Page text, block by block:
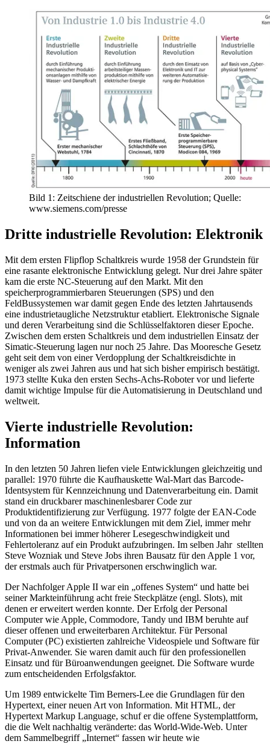
Bild 1: Zeitschiene der industriellen Revolution; Quelle:
www.siemens.com/presse
Dritte industrielle Revolution: Elektronik
Mit dem ersten Flipflop Schaltkreis wurde 1958 der Grundstein für
eine rasante elektronische Entwicklung gelegt. Nur drei Jahre später
kam die erste NC-Steuerung auf den Markt. Mit den
speicherprogrammierbaren Steuerungen (SPS) und den
FeldBussystemen war damit gegen Ende des letzten Jahrtausends
eine industrietaugliche Netzstruktur etabliert. Elektronische Signale
und deren Verarbeitung sind die Schlüsselfaktoren dieser Epoche.
Zwischen dem ersten Schaltkreis und dem industriellen Einsatz der
Simatic-Steuerung lagen nur noch 25 Jahre. Das Mooresche Gesetz
geht seit dem von einer Verdopplung der Schaltkreisdichte in
weniger als zwei Jahren aus und hat sich bisher empirisch bestätigt.
1973 stellte Kuka den ersten Sechs-Achs-Roboter vor und lieferte
damit wichtige Impulse für die Automatisierung in Deutschland und
weltweit.
Vierte industrielle Revolution:
Information
In den letzten 50 Jahren liefen viele Entwicklungen gleichzeitig und
parallel: 1970 führte die Kaufhauskette Wal-Mart das Barcode-
Identsystem für Kennzeichnung und Datenverarbeitung ein. Damit
stand ein druckbarer maschinenlesbarer Code zur
Produktidentifizierung zur Verfügung. 1977 folgte der EAN-Code
und von da an weitere Entwicklungen mit dem Ziel, immer mehr
Informationen bei immer höherer Lesegeschwindigkeit und
Fehlertoleranz auf ein Produkt aufzubringen. Im selben Jahr stellten
Steve Wozniak und Steve Jobs ihren Bausatz für den Apple 1 vor,
der erstmals auch für Privatpersonen erschwinglich war.
Der Nachfolger Apple II war ein „offenes System“ und hatte bei
seiner Markteinführung acht freie Steckplätze (engl. Slots), mit
denen er erweitert werden konnte. Der Erfolg der Personal
Computer wie Apple, Commodore, Tandy und IBM beruhte auf
dieser offenen und erweiterbaren Architektur. Für Personal
Computer (PC) existierten zahlreiche Videospiele und Software für
Privat-Anwender. Sie waren damit auch für den professionellen
Einsatz und für Büroanwendungen geeignet. Die Software wurde
zum entscheidenden Erfolgsfaktor.
Um 1989 entwickelte Tim Berners-Lee die Grundlagen für den
Hypertext, einer neuen Art von Information. Mit HTML, der
Hypertext Markup Language, schuf er die offene Systemplattform,
die die Welt nachhaltig veränderte: das World-Wide-Web. Unter
dem Sammelbegriff „Internet“ fassen wir heute wie